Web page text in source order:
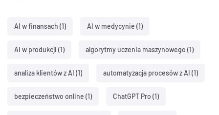
AI w finansach (1) AI w medycynie (1)
AI w produkcji (1) algorytmy uczenia maszynowego (1)
analiza klientów z AI (1) automatyzacja procesów z AI (1)
bezpieczeństwo online (1) ChatGPT Pro (1)